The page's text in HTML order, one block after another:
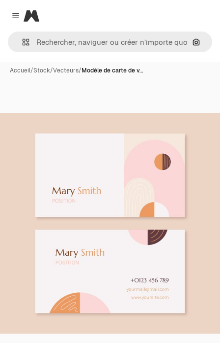
Close menu
Magnific
Accueil/Stock/Vecteurs/Modèle de carte de v…